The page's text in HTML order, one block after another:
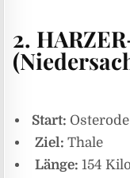
2.
Start:
Ziel: Thale
Länge: 154